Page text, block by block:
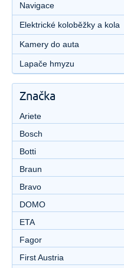
Navigace
Elektrické koloběžky a kola
Kamery do auta
Lapače hmyzu
Značka
Ariete
Bosch
Botti
Braun
Bravo
DOMO
ETA
Fagor
First Austria